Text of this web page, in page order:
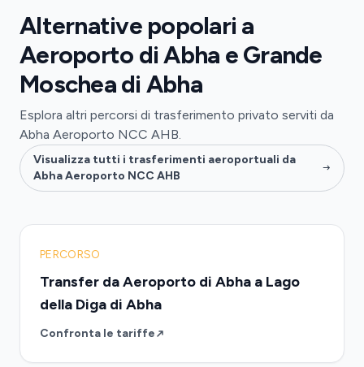
Alternative popolari a
Aeroporto di Abha e Grande
Moschea di Abha
Esplora altri percorsi di trasferimento privato serviti da
Abha Aeroporto NCC AHB.
Visualizza tutti i trasferimenti aeroportuali da
Abha Aeroporto NCC AHB
PERCORSO
Transfer da Aeroporto di Abha a Lago
della Diga di Abha
Confronta le tariffe